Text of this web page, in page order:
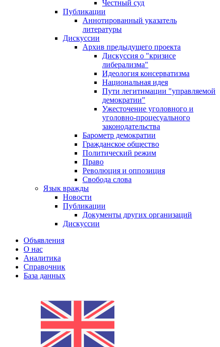
Честный суд
Публикации
Аннотированный указатель
литературы
Дискуссии
Архив предыдущего проекта
Дискуссия о "кризисе
либерализма"
Идеология консерватизма
Национальная идея
Пути легитимации "управляемой
демократии"
Ужесточение уголовного и
уголовно-процесуального
законодательства
Барометр демократии
Гражданское общество
Политический режим
Право
Революция и оппозиция
Свобода слова
Язык вражды
Новости
Публикации
Документы других организаций
Дискуссии
Объявления
О нас
Аналитика
Справочник
База данных